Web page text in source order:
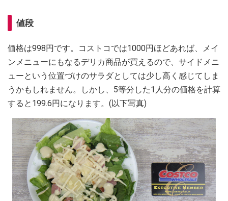
値段
価格は998円です。コストコでは1000円ほどあれば、メイ
ンメニューにもなるデリカ商品が買えるので、サイドメニ
ューという位置づけのサラダとしては少し高く感じてしま
うかもしれません。しかし、5等分した1人分の価格を計算
すると199.6円になります。(以下写真)